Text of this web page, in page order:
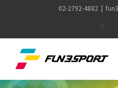
content
02-2792-4882 |